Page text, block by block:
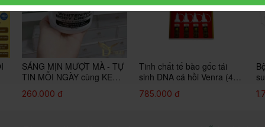
SÁNG MỊN MƯỢT MÀ - TỰ
TIN MỖI NGÀY cùng KEM
WHITENING BODY CREAM
260.000 đ
Tinh chất tế bào gốc tái
sinh DNA cá hồi Venra (4
*10ml)
785.000 đ